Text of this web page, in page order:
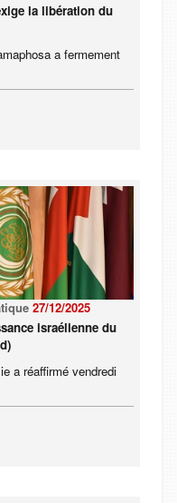
la libération du
a fermement
27/12/2025
israélienne du
a réaffirmé vendredi